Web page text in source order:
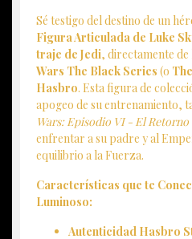
Sé testigo del destino de un
Figura Articulada de Luke
traje de Jedi, directamente de
Wars The Black Series (o
Hasbro. Esta figura de
apogeo de su entrenamiento,
Wars: Episodio VI - El Retorno
enfrentar a su padre y al
equilibrio a la Fuerza.
Características que te
Luminoso:
Autenticidad Hasbro